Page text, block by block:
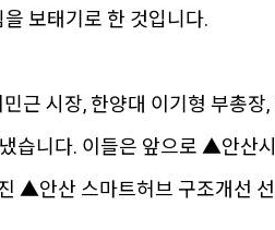
보태기로 한 것입니다.
근 시장, 한양대 이기형 부총장
습니다. 이들은 앞으로 ▲안산
▲안산 스마트허브 구조개선 선